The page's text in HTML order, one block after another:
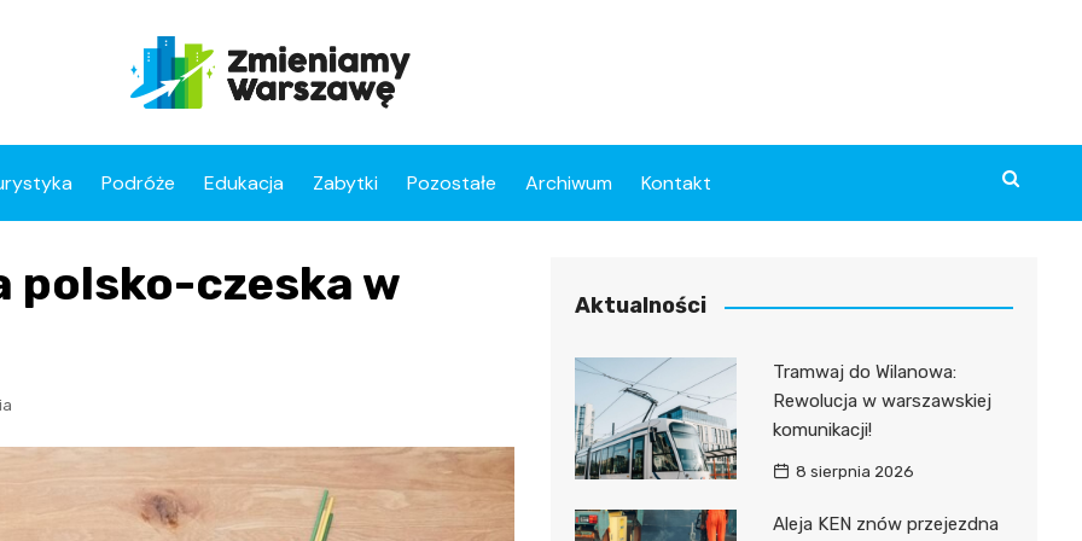
Podróże Edukacja Zabytki Pozostałe Archiwum Kontakt
polsko-czeska w
Aktualności
Tramwaj do Wilanowa:
Rewolucja w warszawskiej
komunikacji!
8 sierpnia 2026
Aleja KEN znów przejezdna